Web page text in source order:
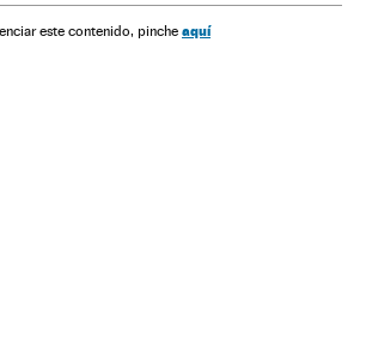
Bolsonaro Bancada BBB
este contenido, pinche aquí